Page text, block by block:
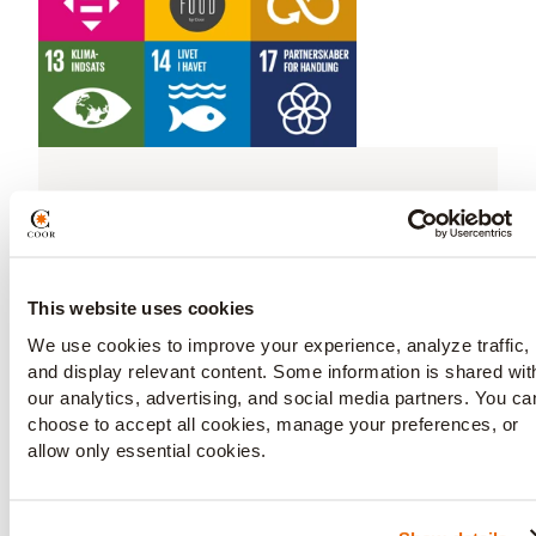
This website uses cookies
We use cookies to improve your experience, analyze traffic,
and display relevant content. Some information is shared
our analytics, advertising, and social media partners. You
choose to accept all cookies, manage your preferences, or
allow only essential cookies.
Selvforkælelse og takeaway
time hjem. Indkøb 20 minutter.
Madlavning i en time. Det kan hurtigt
blive sent, inden familien kan sætte
sig til bordet.